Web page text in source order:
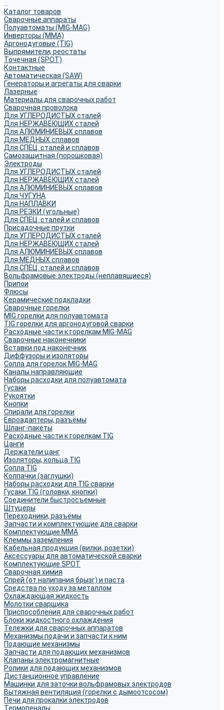
Каталог товаров
Сварочные аппараты
Полуавтоматы (MIG-MAG)
Инверторы (MMA)
Аргонодуговые (TIG)
Выпрямители, реостаты
Точечная (SPOT)
Контактные
Автоматическая (SAW)
Генераторы и агрегаты для сварки
Лазерные
Материалы для сварочных работ
Сварочная проволока
Для УГЛЕРОДИСТЫХ сталей
Для НЕРЖАВЕЮЩИХ сталей
Для АЛЮМИНИЕВЫХ сплавов
Для МЕДНЫХ сплавов
Для СПЕЦ. сталей и сплавов
Самозащитная (порошковая)
Электроды
Для УГЛЕРОДИСТЫХ сталей
Для НЕРЖАВЕЮЩИХ сталей
Для АЛЮМИНИЕВЫХ сплавов
Для ЧУГУНА
Для НАПЛАВКИ
Для РЕЗКИ (угольные)
Для СПЕЦ. сталей и сплавов
Присадочные прутки
Для УГЛЕРОДИСТЫХ сталей
Для НЕРЖАВЕЮЩИХ сталей
Для АЛЮМИНИЕВЫХ сплавов
Для МЕДНЫХ сплавов
Для СПЕЦ. сталей и сплавов
Вольфрамовые электроды (неплавящиеся)
Припои
Флюсы
Керамические подкладки
Сварочные горелки
MIG горелки для полуавтомата
TIG горелки для аргонодуговой сварки
Расходные части к горелкам MIG-MAG
Сварочные наконечники
Вставки под наконечник
Диффузоры и изоляторы
Сопла для горелок MIG-MAG
Каналы направляющие
Наборы расходки для полуавтомата
Гусаки
Рукоятки
Кнопки
Спирали для горелки
Евроадаптеры, разъёмы
Шланг-пакеты
Расходные части к горелкам TIG
Цанги
Держатели цанг
Изоляторы, кольца TIG
Сопла TIG
Колпачки (заглушки)
Наборы расходки для TIG сварки
Гусаки TIG (головки, кнопки)
Соединители быстросъемные
Штуцеры
Переходники, разъёмы
Запчасти и комплектующие для сварки
Комплектующие ММА
Клеммы заземления
Кабельная продукция (вилки, розетки)
Аксессуары для автоматической сварки
Комплектующие SPOT
Сварочная химия
Спрей (от налипания брызг) и паста
Средства по уходу за металлом
Охлаждающая жидкость
Молотки сварщика
Приспособления для сварочных работ
Блоки жидкостного охлаждения
Тележки для сварочных аппаратов
Механизмы подачи и запчасти к ним
Подающие механизмы
Запчасти для подающих механизмов
Клапаны электромагнитные
Ролики для подающих механизмов
Дистанционное управление
Машинки для заточки вольфрамовых электродов
Вытяжная вентиляция (горелки с дымоотсосом)
Печи для прокалки электродов
Термопеналы